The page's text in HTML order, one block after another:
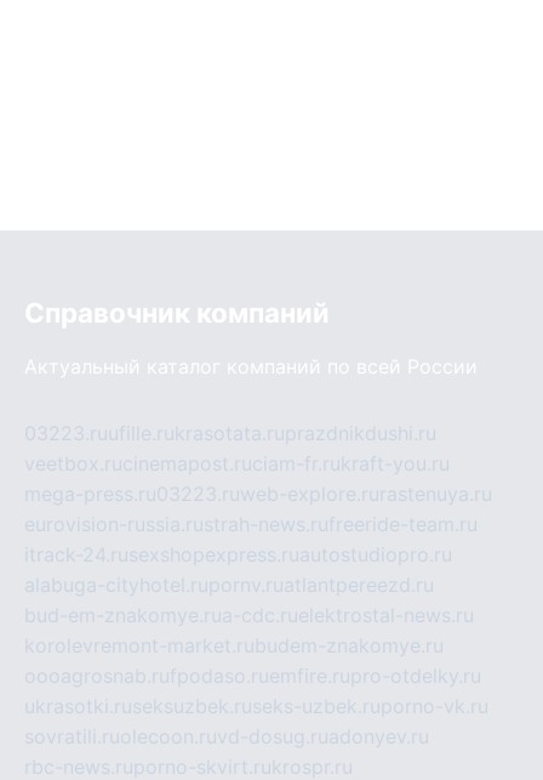
Справочник компаний
Актуальный каталог компаний по всей России
03223.ruufille.rukrasotata.ruprazdnikdushi.ru
veetbox.rucinemapost.ruciam-fr.rukraft-you.ru
mega-press.ru03223.ruweb-explore.ru rastenuya.ru
eurovision-russia.rustrah-news.rufreeride-team.ru
itrack-24.rusexshopexpress.ruautostudiopro.ru
alabuga-cityhotel.rupornv.ruatlantpereezd.ru
bud-em-znakomye.rua-cdc.ruelektrostal-news.ru
korolevremont-market.rubudem-znakomye.ru
oooagrosnab.rufpodaso.ruemfire.rupro-otdelky.ru
ukrasotki.ruseksuzbek.ruseks-uzbek.ruporno-vk.ru
sovratili.ruolecoon.ruvd-dosug.ruadonyev.ru
rbc-news.ruporno-skvirt.rukrospr.ru